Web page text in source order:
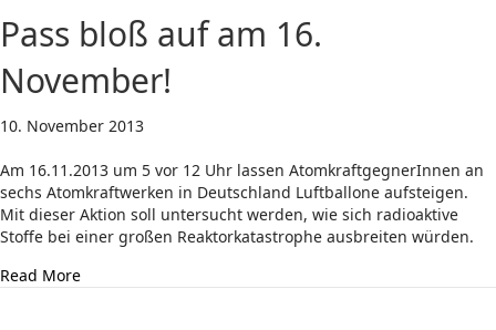
Pass bloß auf am 16.
November!
10. November 2013
Am 16.11.2013 um 5 vor 12 Uhr lassen AtomkraftgegnerInnen an
sechs Atomkraftwerken in Deutschland Luftballone aufsteigen.
Mit dieser Aktion soll untersucht werden, wie sich radioaktive
Stoffe bei einer großen Reaktorkatastrophe ausbreiten würden.
Read Moreabout Pass bloß auf am 16. November!